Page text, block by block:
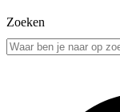
Zoeken